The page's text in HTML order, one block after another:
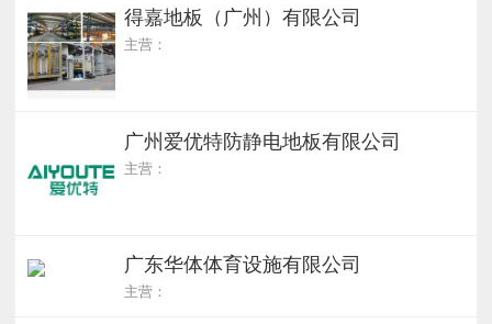
得嘉地板（广州）有限公司
主营：
广州爱优特防静电地板有限公司
主营：
广东华体体育设施有限公司
主营：